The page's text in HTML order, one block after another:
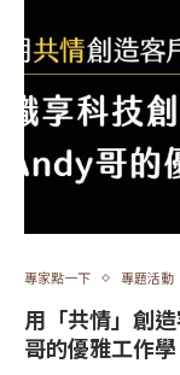
專家點一下 專題活動
用「共情」創
哥的優雅工作學